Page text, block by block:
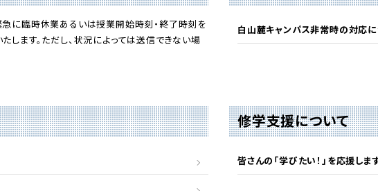
急に臨時休業あるいは授業開始時刻・終了時刻を
します。ただし、状況によっては送信できない場
白山麓キャンパス非常時の対応
修学支援について
皆さんの「学びたい！」を応援しま